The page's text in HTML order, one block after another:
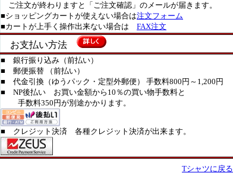
ご注文が終わりますと「ご注文確認」のメールが届きます。
■ショッピングカートが使えない場合は注文フォーム
■カートが上手く操作出来ない場合は FAX注文
お支払い方法
■ 銀行振り込み（前払い）
■ 郵便振替 （前払い）
■ 代金引換（ゆうパック・定型外郵便） 手数料800円～1,200円
■ NP後払い お買い金額から10％の買い物手数料と
手数料350円が別途かかります。
■ クレジット決済 各種クレジット決済が出来ます。
Tシャツに戻る